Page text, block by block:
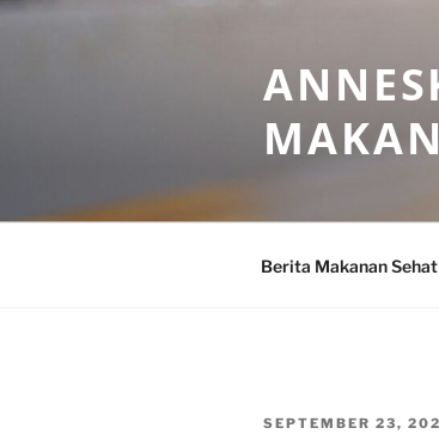
Skip
Berita Makanan Sehat
POSTED
SEPTEMBER 23,